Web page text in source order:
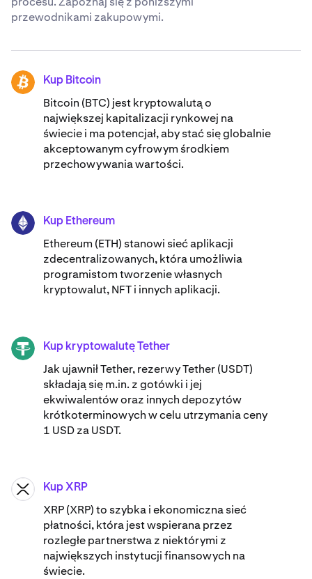
przewodnikami zakupowymi.
BTC Kup Bitcoin
Bitcoin (BTC) jest kryptowalutą o
największej kapitalizacji rynkowej na
świecie i ma potencjał, aby stać się globalnie
akceptowanym cyfrowym środkiem
przechowywania wartości.
ETH Kup Ethereum
Ethereum (ETH) stanowi sieć aplikacji
zdecentralizowanych, która umożliwia
programistom tworzenie własnych
kryptowalut, NFT i innych aplikacji.
USDT Kup kryptowalutę Tether
Jak ujawnił Tether, rezerwy Tether (USDT)
składają się m.in. z gotówki i jej
ekwiwalentów oraz innych depozytów
krótkoterminowych w celu utrzymania ceny
1 USD za USDT.
XRP Kup XRP
XRP (XRP) to szybka i ekonomiczna sieć
płatności, która jest wspierana przez
rozległe partnerstwa z niektórymi z
największych instytucji finansowych na
świecie.